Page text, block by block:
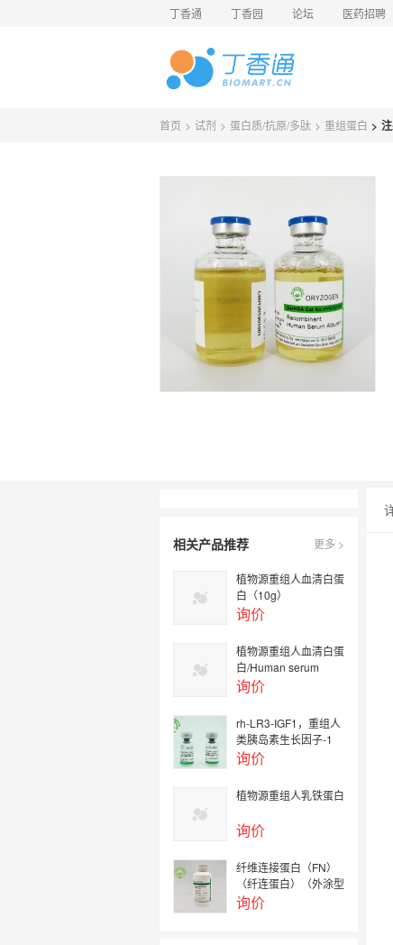
丁香通 丁香园 论坛 医药招聘
首页 > 试剂 > 蛋白质/抗原/多肽 > 重组蛋白 >
相关产品推荐 更多 >
植物源重组人血清白蛋
白（10g）
询价
植物源重组人血清白蛋
白/Human serum
albumin Recombinant
询价
rh-LR3-IGF1，重组人
类胰岛素生长因子-1
询价
植物源重组人乳铁蛋白
询价
纤维连接蛋白（FN）
（纤连蛋白）（外涂型
化妆品原料）
询价